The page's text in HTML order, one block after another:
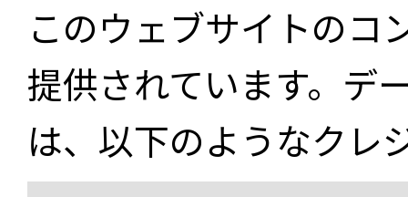
このウェブサイトのコ
提供されています。デ
は、以下のようなクレ